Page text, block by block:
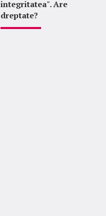
integritatea". Are
dreptate?